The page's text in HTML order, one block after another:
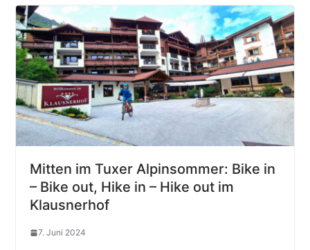
Mitten im Tuxer Alpinsommer: Bike in
– Bike out, Hike in – Hike out im
Klausnerhof
7. Juni 2024